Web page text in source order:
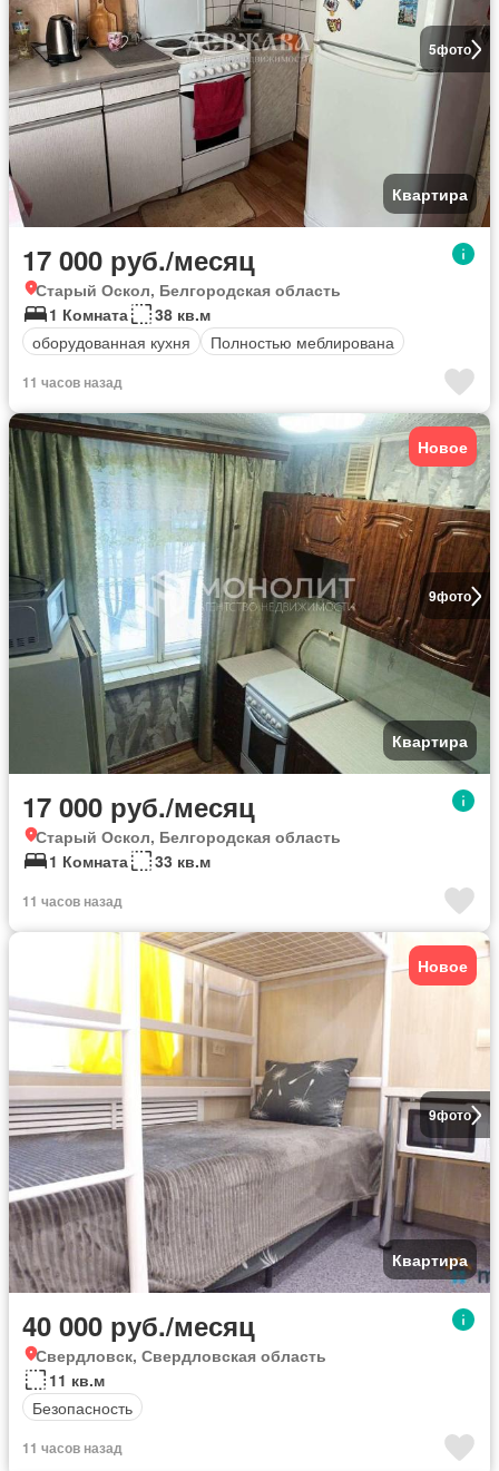
5фото
Квартира
17 000 руб./месяц
Старый Оскол, Белгородская область
1 Комната
38 кв.м
оборудованная кухня
Полностью меблирована
11 часов назад
9фото
Новое
Квартира
17 000 руб./месяц
Старый Оскол, Белгородская область
1 Комната
33 кв.м
11 часов назад
9фото
Новое
Квартира
40 000 руб./месяц
Свердловск, Свердловская область
11 кв.м
Безопасность
11 часов назад